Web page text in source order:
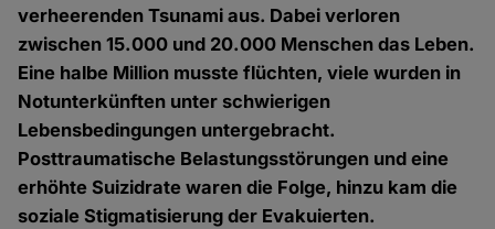
verheerenden Tsunami aus. Dabei verloren
zwischen 15.000 und 20.000 Menschen das Leben.
Eine halbe Million musste flüchten, viele wurden in
Notunterkünften unter schwierigen
Lebensbedingungen untergebracht.
Posttraumatische Belastungsstörungen und eine
erhöhte Suizidrate waren die Folge, hinzu kam die
soziale Stigmatisierung der Evakuierten.